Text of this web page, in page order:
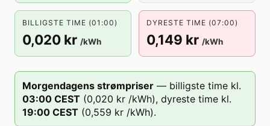
BILLIGSTE TIME (01:00)
0,020 kr /kWh
DYRESTE TIME (07:00)
0,149 kr /kWh
Morgendagens strømpriser — billigste time kl.
03:00 CEST (0,020 kr /kWh), dyreste time kl.
19:00 CEST (0,559 kr /kWh).